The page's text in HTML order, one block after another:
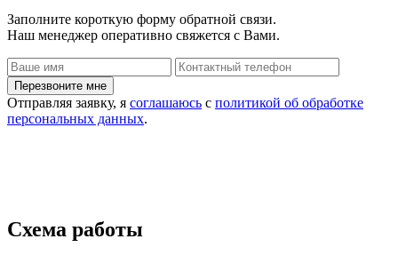
Заполните короткую форму обратной связи.
Наш менеджер оперативно свяжется с Вами.
Отправляя заявку, я соглашаюсь с политикой об обработке
персональных данных.
Схема работы